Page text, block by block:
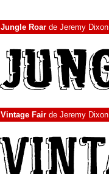
Jungle Roar de Jeremy Dixon
Vintage Fair de Jeremy Dixon